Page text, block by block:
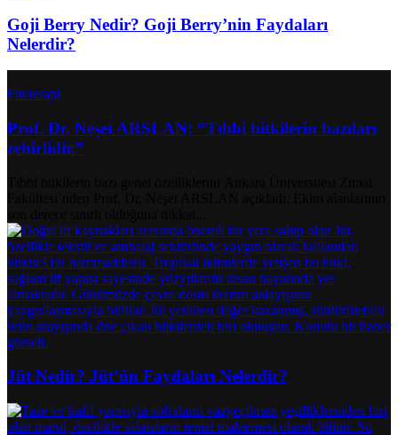
Goji Berry Nedir? Goji Berry’nin Faydaları
Nelerdir?
Fitoterapi
Prof. Dr. Neşet ARSLAN: “Tıbbi bitkilerin bazıları
zehirlidir.”
Jüt Nedir? Jüt’ün Faydaları Nelerdir?